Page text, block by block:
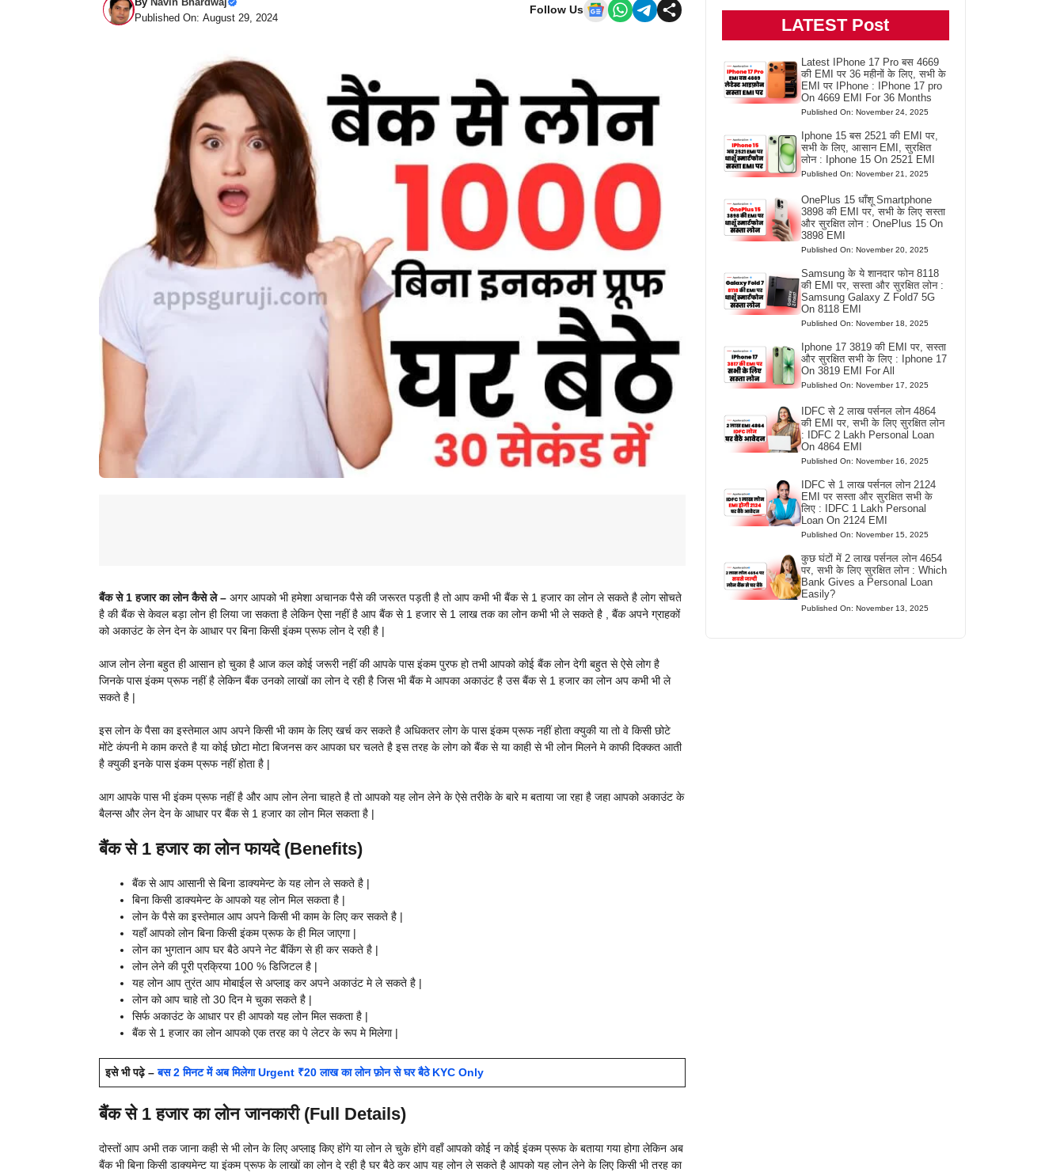
Published On: August 29, 2024
Follow Us
बैंक से 1 हजार का लोन कैसे ले – अगर आपको भी हमेशा अचानक पैसे की जरूरत पड़ती है तो आप कभी भी बैंक से 1 हजार का लोन ले सकते है लोग सोचते
है की बैंक से केवल बड़ा लोन ही लिया जा सकता है लेकिन ऐसा नहीं है आप बैंक से 1 हजार से 1 लाख तक का लोन कभी भी ले सकते है , बैंक अपने ग्राहकों
को अकाउंट के लेन देन के आधार पर बिना किसी इंकम प्रूफ लोन दे रही है |
आज लोन लेना बहुत ही आसान हो चुका है आज कल कोई जरूरी नहीं की आपके पास इंकम पुरफ हो तभी आपको कोई बैंक लोन देगी बहुत से ऐसे लोग है
जिनके पास इंकम प्रूफ नहीं है लेकिन बैंक उनको लाखों का लोन दे रही है जिस भी बैंक मे आपका अकाउंट है उस बैंक से 1 हजार का लोन अप कभी भी ले
सकते है |
इस लोन के पैसा का इस्तेमाल आप अपने किसी भी काम के लिए खर्च कर सकते है अधिकतर लोग के पास इंकम प्रूफ नहीं होता क्युकी या तो वे किसी छोटे
मोंटे कंपनी मे काम करते है या कोई छोटा मोटा बिजनस कर आपका घर चलते है इस तरह के लोग को बैंक से या काही से भी लोन मिलने मे काफी दिक्कत आती
है क्युकी इनके पास इंकम प्रूफ नहीं होता है |
आग आपके पास भी इंकम प्रूफ नहीं है और आप लोन लेना चाहते है तो आपको यह लोन लेने के ऐसे तरीके के बारे म बताया जा रहा है जहा आपको अकाउंट के
बैलन्स और लेन देन के आधार पर बैंक से 1 हजार का लोन मिल सकता है |
बैंक से 1 हजार का लोन फायदे (Benefits)
बैंक से आप आसानी से बिना डाक्यमेन्ट के यह लोन ले सकते है |
बिना किसी डाक्यमेन्ट के आपको यह लोन मिल सकता है |
लोन के पैसे का इस्तेमाल आप अपने किसी भी काम के लिए कर सकते है |
यहाँ आपको लोन बिना किसी इंकम प्रूफ के ही मिल जाएगा |
लोन का भुगतान आप घर बैठे अपने नेट बैंकिंग से ही कर सकते है |
लोन लेने की पूरी प्रक्रिया 100 % डिजिटल है |
यह लोन आप तुरंत आप मोबाईल से अप्लाइ कर अपने अकाउंट मे ले सकते है |
लोन को आप चाहे तो 30 दिन मे चुका सकते है |
सिर्फ अकाउंट के आधार पर ही आपको यह लोन मिल सकता है |
बैंक से 1 हजार का लोन आपको एक तरह का पे लेटर के रूप मे मिलेगा |
इसे भी पढ़े –बस 2 मिनट में अब मिलेगा Urgent ₹20 लाख का लोन फ़ोन से घर बैठे KYC Only
बैंक से 1 हजार का लोन जानकारी (Full Details)
दोस्तों आप अभी तक जाना कही से भी लोन के लिए अप्लाइ किए होंगे या लोन ले चुके होंगे वहाँ आपको कोई न कोई इंकम प्रूफ के बताया गया होगा लेकिन अब
बैंक भी बिना किसी डाक्यमेन्ट या इंकम प्रूफ के लाखों का लोन दे रही है घर बैठे कर आप यह लोन ले सकते है आपको यह लोन लेने के लिए किसी भी तरह का
LATEST Post
Latest IPhone 17 Pro बस 4669
की EMI पर 36 महीनों के लिए, सभी के
EMI पर IPhone : IPhone 17 pro
On 4669 EMI For 36 Months
Published On: November 24, 2025
Iphone 15 बस 2521 की EMI पर,
सभी के लिए, आसान EMI, सुरक्षित
लोन : Iphone 15 On 2521 EMI
Published On: November 21, 2025
OnePlus 15 धाँशू Smartphone
3898 की EMI पर, सभी के लिए सस्ता
और सुरक्षित लोन : OnePlus 15 On
3898 EMI
Published On: November 20, 2025
Samsung के ये शानदार फोन 8118
की EMI पर, सस्ता और सुरक्षित लोन :
Samsung Galaxy Z Fold7 5G
On 8118 EMI
Published On: November 18, 2025
Iphone 17 3819 की EMI पर, सस्ता
और सुरक्षित सभी के लिए : Iphone 17
On 3819 EMI For All
Published On: November 17, 2025
IDFC से 2 लाख पर्सनल लोन 4864
की EMI पर, सभी के लिए सुरक्षित लोन
: IDFC 2 Lakh Personal Loan
On 4864 EMI
Published On: November 16, 2025
IDFC से 1 लाख पर्सनल लोन 2124
EMI पर सस्ता और सुरक्षित सभी के
लिए : IDFC 1 Lakh Personal
Loan On 2124 EMI
Published On: November 15, 2025
कुछ घंटों में 2 लाख पर्सनल लोन 4654
पर, सभी के लिए सुरक्षित लोन : Which
Bank Gives a Personal Loan
Easily?
Published On: November 13, 2025